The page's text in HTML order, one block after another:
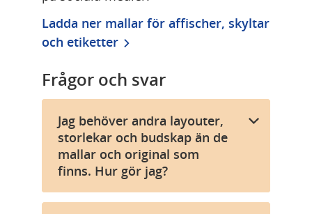
Ladda ner mallar för affischer, skyltar
och etiketter
Frågor och svar
Jag behöver andra layouter,
storlekar och budskap än de
mallar och original som
finns. Hur gör jag?